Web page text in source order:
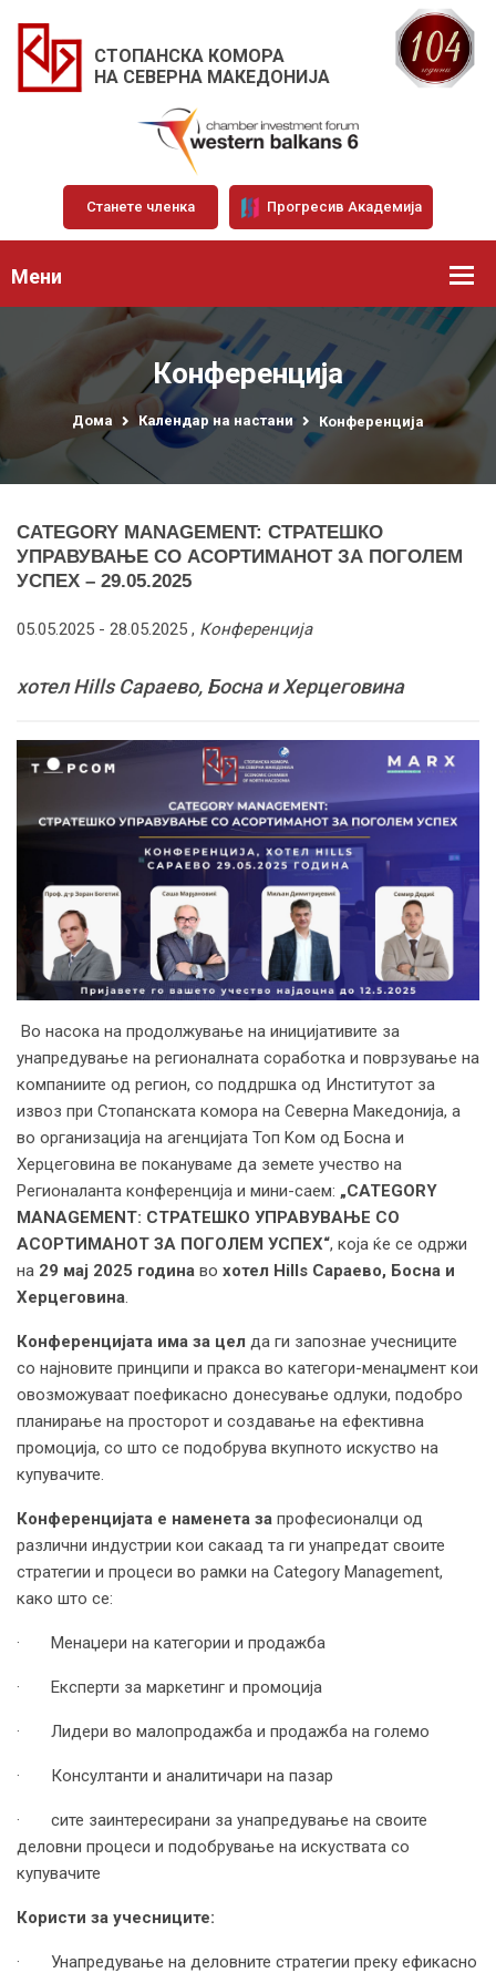
СТОПАНСКА КОМОРА
НА СЕВЕРНА МАКЕДОНИЈА
Станете членка Прогресив Академија
Мени
Конференција
Дома Календар на настани Конференција
CATEGORY MANAGEMENT: СТРАТЕШКО
УПРАВУВАЊЕ СО АСОРТИМАНОТ ЗА ПОГОЛЕМ
УСПЕХ – 29.05.2025
05.05.2025 - 28.05.2025 , Конференција
хотел Hills Сараево, Босна и Херцеговина
Во насока на продолжување на иницијативите за
унапредување на регионалната соработка и поврзување на
компаниите од регион, со поддршка од Институтот за
извоз при Стопанската комора на Северна Македонија, а
во организација на агенцијата Топ Kом од Босна и
Херцеговина ве покануваме да земете учество на
Регионаланта конференција и мини-саем: „CATEGORY
MANAGEMENT: СТРАТЕШКО УПРАВУВАЊЕ СО
АСОРТИМАНОТ ЗА ПОГОЛЕМ УСПЕХ“, која ќе се одржи
на 29 мај 2025 година во хотел Hills Сараево, Босна и
Херцеговина.
Конференцијата има за цел да ги запознае учесниците
со најновите принципи и пракса во категори-менаџмент кои
овозможуваат поефикасно донесување одлуки, подобро
планирање на просторот и создавање на ефективна
промоција, со што се подобрува вкупното искуство на
купувачите.
Конференцијата е наменета за професионалци од
различни индустрии кои сакаад та ги унапредат своите
стратегии и процеси во рамки на Category Management,
како што се:
· Менаџери на категории и продажба
· Експерти за маркетинг и промоција
· Лидери во малопродажба и продажба на големо
· Консултанти и аналитичари на пазар
· сите заинтересирани за унапредување на своите
деловни процеси и подобрување на искуствата со
купувачите
Користи за учесниците:
· Унапредување на деловните стратегии преку ефикасно